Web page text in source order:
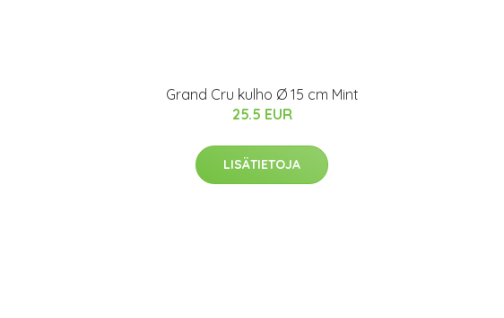
Grand Cru kulho Ø 15 cm Mint
25.5 EUR
LISÄTIETOJA